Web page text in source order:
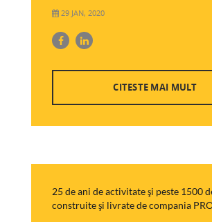
29 JAN, 2020
CITESTE MAI MULT
25 de ani de activitate şi peste 1500
construite şi livrate de compania